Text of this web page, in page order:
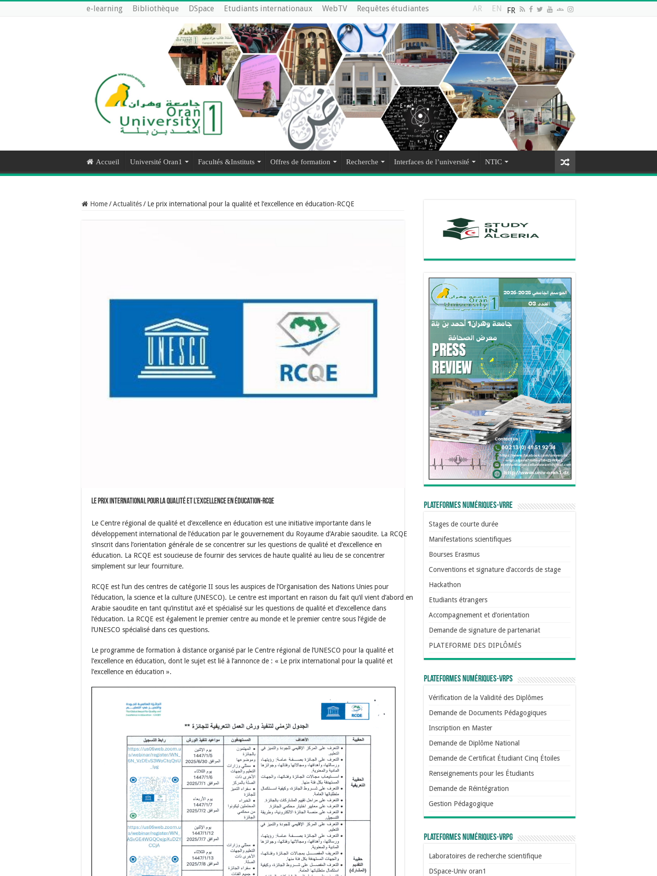
e-learning Bibliothèque DSpace Etudiants internationaux WebTV Requêtes étudiantes AR EN FR
Accueil Université Oran1 Facultés &Instituts Offres de formation Recherche Interfaces de l’université NTIC
Home/Actualités/ Le prix international pour la qualité et l’excellence en éducation-RCQE
Le prix international pour la qualité et l’excellence en éducation-RCQE
Le Centre régional de qualité et d’excellence en éducation est une initiative importante dans le
développement international de l’éducation par le gouvernement du Royaume d’Arabie saoudite. La RCQE
s’inscrit dans l’orientation générale de se concentrer sur les questions de qualité et d’excellence en
éducation. La RCQE est soucieuse de fournir des services de haute qualité au lieu de se concentrer
simplement sur leur fourniture.
RCQE est l’un des centres de catégorie II sous les auspices de l’Organisation des Nations Unies pour
l’éducation, la science et la culture (UNESCO). Le centre est important en raison du fait qu’il vient d’abord en
Arabie saoudite en tant qu’institut axé et spécialisé sur les questions de qualité et d’excellence dans
l’éducation. La RCQE est également le premier centre au monde et le premier centre sous l’égide de
l’UNESCO spécialisé dans ces questions.
Le programme de formation à distance organisé par le Centre régional de l’UNESCO pour la qualité et
l’excellence en éducation, dont le sujet est lié à l’annonce de : « Le prix international pour la qualité et
l’excellence en éducation ».
Plateformes numériques-VRRE
Stages de courte durée
Manifestations scientifiques
Bourses Erasmus
Conventions et signature d’accords de stage
Hackathon
Etudiants étrangers
Accompagnement et d’orientation
Demande de signature de partenariat
PLATEFORME DES DIPLÔMÉS
Plateformes numériques-VRPS
Vérification de la Validité des Diplômes
Demande de Documents Pédagogiques
Inscription en Master
Demande de Diplôme National
Demande de Certificat Étudiant Cinq Étoiles
Renseignements pour les Étudiants
Demande de Réintégration
Gestion Pédagogique
Plateformes numériques-VRPG
Laboratoires de recherche scientifique
DSpace-Univ oran1